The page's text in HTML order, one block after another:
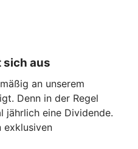
aus
an unserem
Denn in der Regel
jährlich eine Dividende.
exklusiven